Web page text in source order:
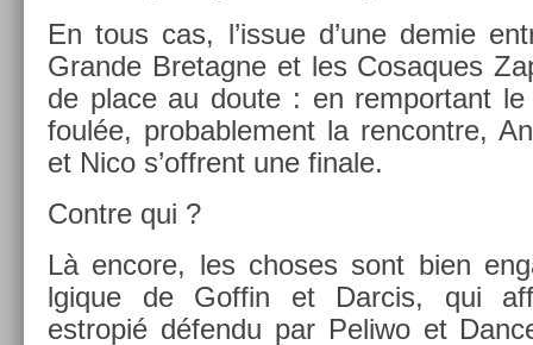
En tous cas, l’issue d’une demie
Gran­de Bretag­ne et les Co­saques
de place au doute : en re­mpor­tant
foulée, pro­bab­le­ment la re­ncontre,
et Nico s’offrent une fin­ale.
Con­tre qui ?
Là en­core, les choses sont bien
lgique de Gof­fin et Dar­cis, qui
estropié défendu par Peliwo et